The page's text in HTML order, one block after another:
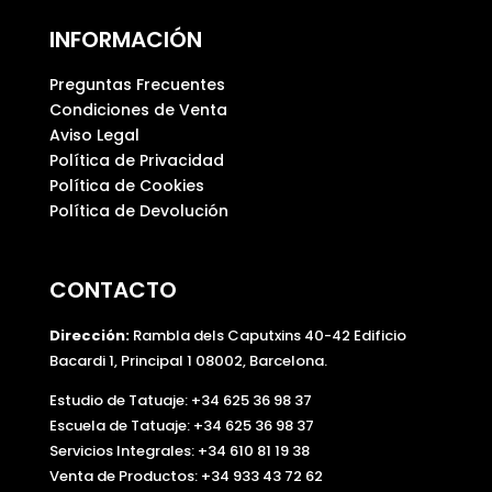
INFORMACIÓN
Preguntas Frecuentes
Condiciones de Venta
Aviso Legal
Política de Privacidad
Política de Cookies
Política de Devolución
CONTACTO
Dirección:Rambla dels Caputxins 40-42 Edificio
Bacardi 1, Principal 1 08002, Barcelona.
Estudio de Tatuaje: +34 625 36 98 37
Escuela de Tatuaje: +34 625 36 98 37
Servicios Integrales: +34 610 81 19 38
Venta de Productos: +34 933 43 72 62